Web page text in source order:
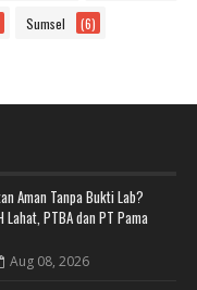
Sumsel (6)
Aman Tanpa Bukti Lab?
Lahat, PTBA dan PT Pama
Aug 08, 2026